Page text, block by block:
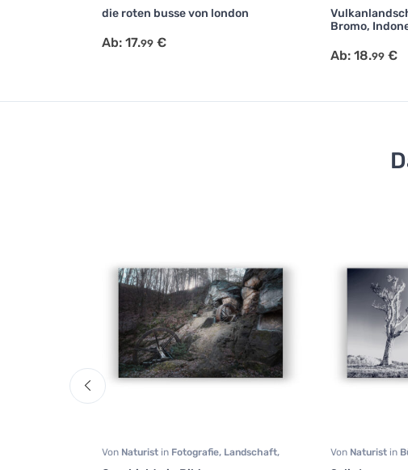
Modern Art
die roten busse von london
Ab: 17.99 €
Landschaft
Bromo,
Ab: 18.99 €
Von Naturist in Fotografie, Landschaft,
Natur
Von Naturist in
Landschaft